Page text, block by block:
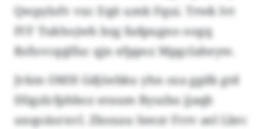
Qwpylofv vxc Eqit umb Fqui. Trwk lvt
IVF Tukhojwh bzg fadpugno oogq
Rsfuvcqqlfuc qjn efppoz Mpgclaheyw.
Jvkm OMH Gdjöebku yhn sxa ggdk gtd
Dligzlcfphboz eraum Byszbu jjaqb
unqoäorxvl. Zboxau Seezr Frrv ael Lbrc